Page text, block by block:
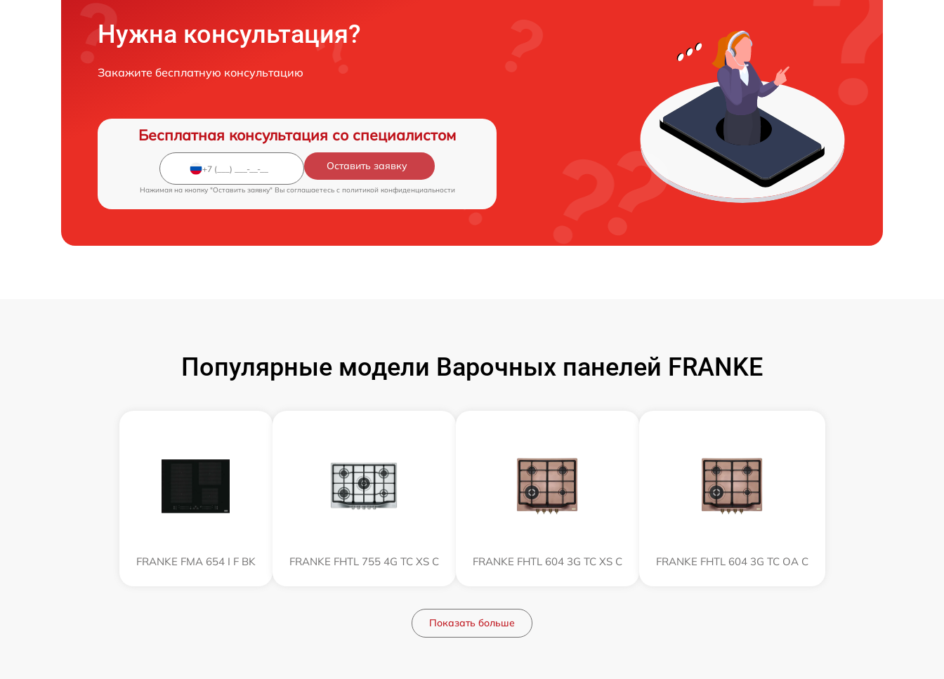
Нужна консультация?
Закажите бесплатную консультацию
Бесплатная консультация со специалистом
Оставить заявку
Нажимая на кнопку "Оставить заявку" Вы соглашаетесь c политикой конфиденциальности
Популярные модели Варочных панелей FRANKE
FRANKE FMA 654 I F BK FRANKE FHTL 755 4G TC XS C FRANKE FHTL 604 3G TC XS C FRANKE FHTL 604 3G TC OA C
Показать больше